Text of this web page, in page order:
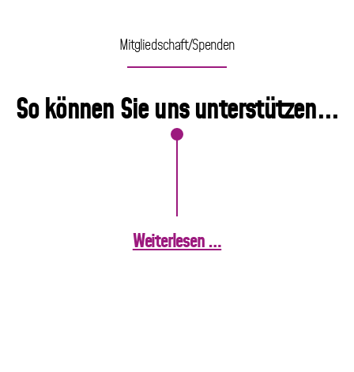
Mitgliedschaft/Spenden
So können Sie uns unterstützen...
Weiterlesen …